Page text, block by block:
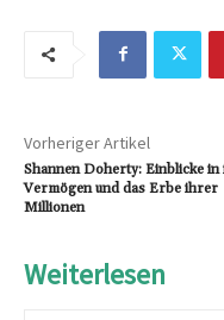
Vorheriger Artikel
Shannen Doherty: Einblicke
Vermögen und das Erbe ihrer
Millionen
Weiterlesen